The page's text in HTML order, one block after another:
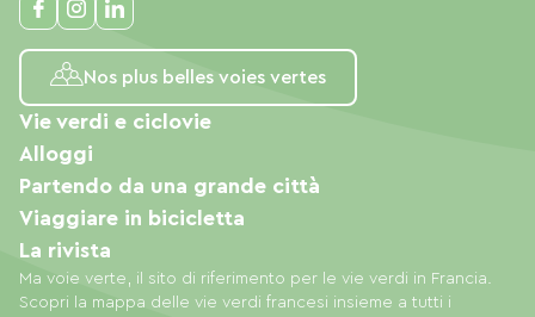
Nos plus belles voies vertes
Ma voie verte, il sito di riferimento per le vie verdi in Francia.
Scopri la mappa delle vie verdi francesi insieme a tutti i
Vie verdi e ciclovie
Alloggi
Partendo da una grande città
Viaggiare in bicicletta
La rivista